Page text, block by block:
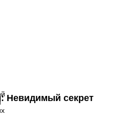
Невидимый секрет